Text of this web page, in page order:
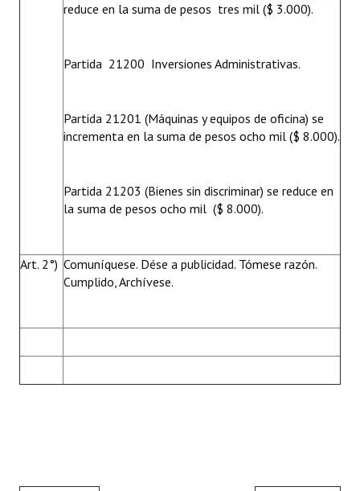
reduce en la suma de pesos tres mil ($ 3.000).
Partida 21200  Inversiones Administrativas.
Partida 21201 (Máquinas y equipos de oficina) se
incrementa en la suma de pesos ocho mil ($ 8.000).
Partida 21203 (Bienes sin discriminar) se reduce en
la suma de pesos ocho mil ($ 8.000).
Art. 2°) Comuníquese. Dése a publicidad. Tómese razón.
Cumplido, Archívese.